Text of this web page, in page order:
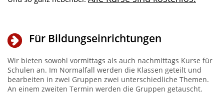
Für Bildungseinrichtungen
Wir bieten sowohl vormittags als auch nachmittags Kurse für
Schulen an. Im Normalfall werden die Klassen geteilt und
bearbeiten in zwei Gruppen zwei unterschiedliche Themen.
An einem zweiten Termin werden die Gruppen getauscht.